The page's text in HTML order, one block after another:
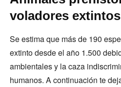
voladores extintos
Se estima que más de 190
extinto desde el año 1.500
ambientales y la caza
humanos. A continuación te